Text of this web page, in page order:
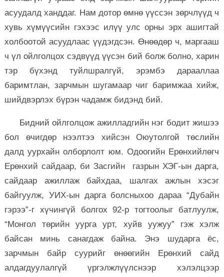
асуудалд ханддаг. Нам дотор өмнө үүссэн зөрчлүүд ч
хувь хүмүүсийн гэхээс илүү улс орны эрх ашигтай
холбоотой асуудлаас үүдэгдсэн. Өнөөдөр ч, маргааш
ч үл ойлголцох сэдвүүд үүсэн бий болж болно, харин
тэр бүхэнд туйлшралгүй, эрэмбэ дарааллаа
баримтлан, зарчмын шугамаар чиг баримжаа хийж,
шийдвэрлэх бүрэн чадамж бидэнд бий.
Бидний ойлголцож ажилладгийн нэг бодит жишээ
бол өчигдөр нээлтээ хийсэн Оюутолгой төслийн
далд уурхайн олборлолт юм. Одоогийн Ерөнхийлөгч
Ерөнхий сайдаар, би Засгийн газрын ХЭГ-ын дарга,
сайдаар ажиллаж байхдаа, шалгах ажлын хэсэг
байгуулж, УИХ-ын дарга болсныхоо дараа “Дубайн
гэрээ”-г хүчингүй болгох 92-р тогтоолыг батлуулж,
“Монгол төрийн уурга урт, хуйв уужуу” гэж хэлж
байсан минь санагдаж байна. Энэ шударга ёс,
зарчмын байр суурийг өнөөгийн Ерөнхий сайд
алдагдуулалгүй үргэлжлүүлснээр хэлэлцээр